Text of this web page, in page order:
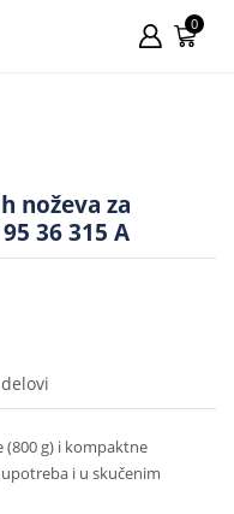
0
noževa za
36 315 A
(800 g) i kompaktne
i u skučenim